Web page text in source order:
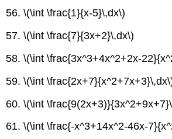
56.\(\int \frac{1}{x-5}\,dx\)
57.\(\int \frac{7}{3x+2}\,dx\)
58.\(\int \frac{3x^3+4x^2+2x-
59.\(\int
60.\(\int
61.\(\int \frac{-x^3+14x^2-46x-